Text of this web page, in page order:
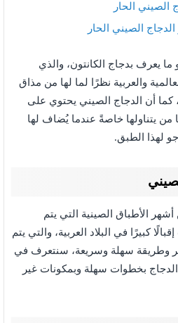
الصيني الحار
الصيني الحار
ما يعرف بدجاج الكانتون، والذي
والعربية نظرًا لما لها من مذاق
كما أن الدجاج الصيني يحتوي على
من يتناولها خاصةً عندما يُضاف لها
لهذا الطبق.
الأطباق الصينية التي يتم
كبيرًا في البلاد العربية، والتي يتم
وطريقة سهلة وسريعة، سنتعرف في
بخطوات سهلة وبمكونات غير